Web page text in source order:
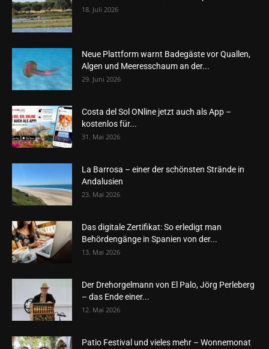
18. Juli 2026
Neue Plattform warnt Badegäste vor Quallen,
Algen und Meeresschaum an der...
29. Juni 2026
Costa del Sol ONline jetzt auch als App –
kostenlos für...
31. Mai 2026
La Barrosa – einer der schönsten Strände in
Andalusien
23. Mai 2026
Das digitale Zertifikat: So erledigt man
Behördengänge in Spanien von der...
13. Mai 2026
Der Drehorgelmann von El Palo, Jörg Perleberg
– das Ende einer...
12. Mai 2026
Patio Festival und vieles mehr – Wonnemonat